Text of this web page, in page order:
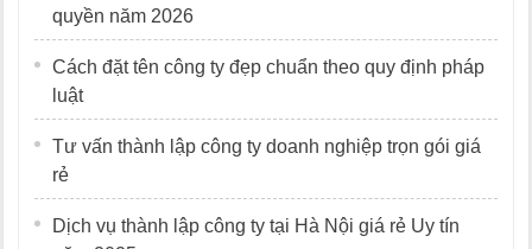
quyền năm 2026
Cách đặt tên công ty đẹp chuẩn theo quy định pháp
luật
Tư vấn thành lập công ty doanh nghiệp trọn gói giá
rẻ
Dịch vụ thành lập công ty tại Hà Nội giá rẻ Uy tín